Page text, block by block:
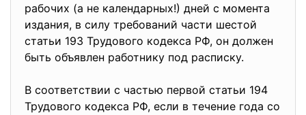
рабочих (а не календарных!) дней с момента
издания, в силу требований части шестой
статьи 193 Трудового кодекса РФ, он должен
быть объявлен работнику под расписку.
В соответствии с частью первой статьи 194
Трудового кодекса РФ, если в течение года со